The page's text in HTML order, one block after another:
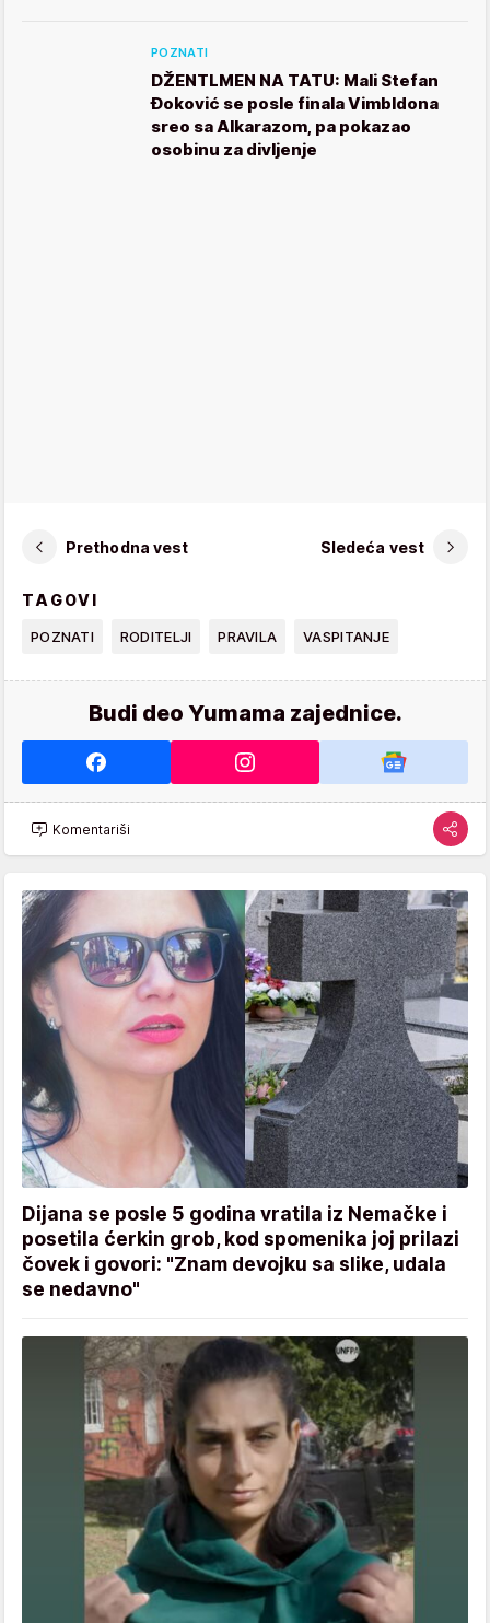
POZNATI
DŽENTLMEN NA TATU: Mali Stefan
Đoković se posle finala Vimbldona
sreo sa Alkarazom, pa pokazao
osobinu za divljenje
Prethodna vest Sledeća vest
TAGOVI
POZNATI RODITELJI PRAVILA VASPITANJE
Budi deo Yumama zajednice.
Komentariši
Dijana se posle 5 godina vratila iz Nemačke i
posetila ćerkin grob, kod spomenika joj prilazi
čovek i govori: "Znam devojku sa slike, udala
se nedavno"